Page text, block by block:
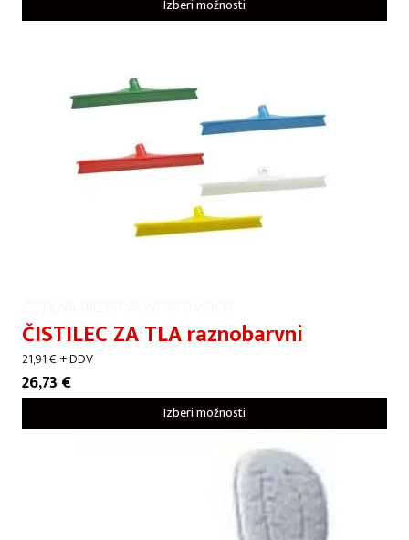
Izberi možnosti
ČISTILEC ZA TLA raznobarvni
21,91€+ DDV
26,73 €
Izberi možnosti